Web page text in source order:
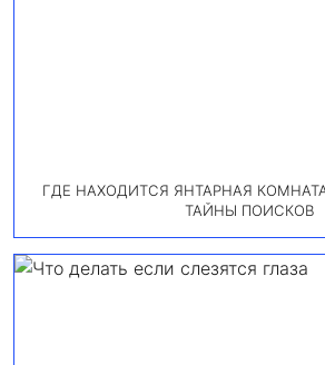
ГДЕ НАХОДИТСЯ ЯНТАРНАЯ
ТАЙНЫ ПОИСКОВ